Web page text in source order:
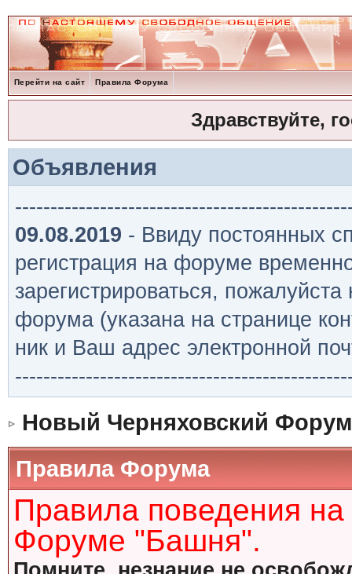
Перейти на сайт Правила Форума
Здравствуйте,
Объявления
09.08.2019 - Ввиду постоянных
регистрация на форуме
зарегистрироваться,
форума (указана на странице
ник и Ваш адрес электронной
Новый Черняховский Форум
Правила Форума
Правила поведения
Форуме "Башня".